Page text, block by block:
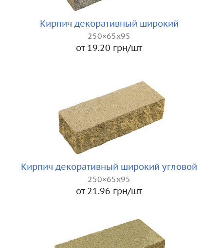
Кирпич декоративный широкий
250×65x95
от 19.20 грн/шт
Кирпич декоративный широкий угловой
250×65x95
от 21.96 грн/шт